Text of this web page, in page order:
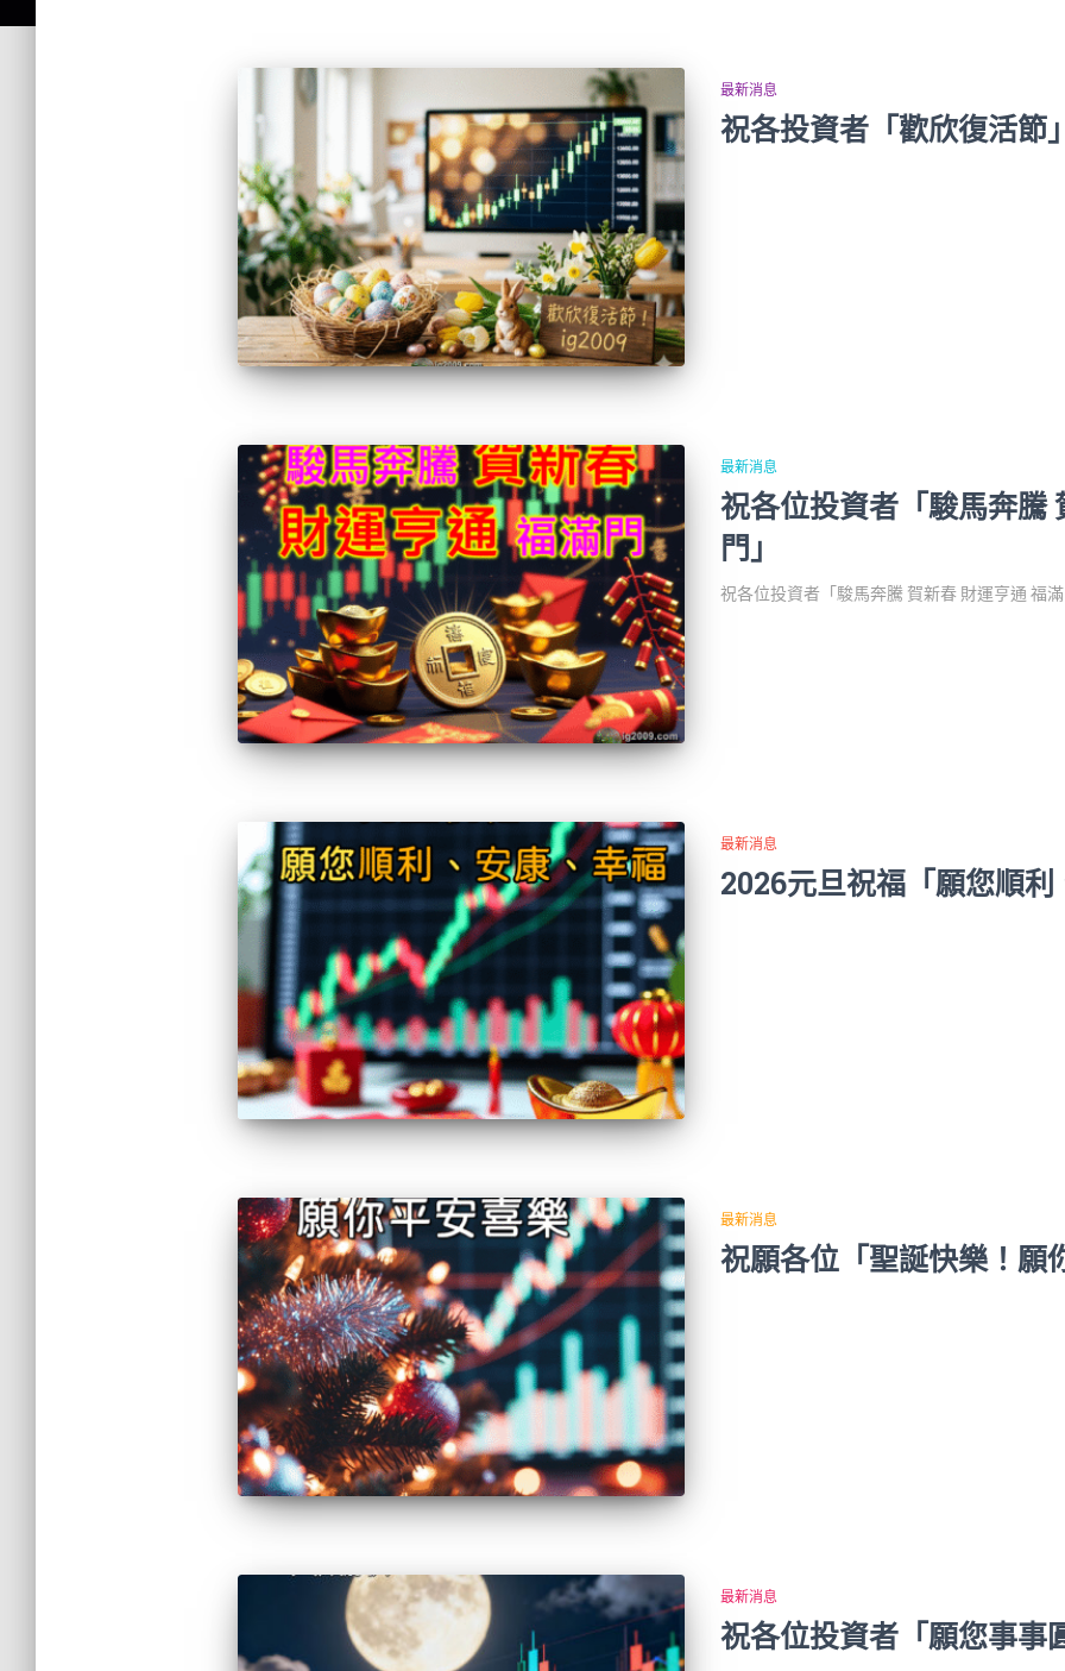
最新消息
祝各投資者「歡欣復活節
最新消息
祝各位投資者「駿馬奔騰
門」
祝各位投資者「駿馬奔騰 賀新春 財運亨通 福
最新消息
2026元旦祝福「願您順
最新消息
祝願各位「聖誕快樂！願
最新消息
祝各位投資者「願您事事